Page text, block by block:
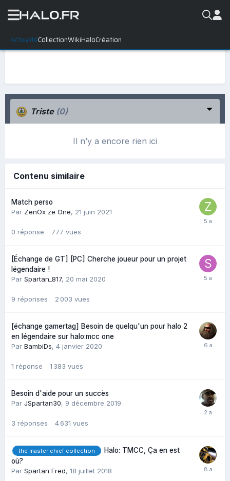
ActualitéCollectionWikiHaloCréation
Triste (0)
Il n’y a encore rien ici
Contenu similaire
Match perso
Par ZenOx ze One, 21 juin 2021
0 réponse 777 vues
[Échange de GT] [PC] Cherche joueur pour un projet
légendaire !
Par Spartan_817, 20 mai 2020
9 réponses 2 003 vues
[échange gamertag] Besoin de quelqu'un pour halo 2
en légendaire sur halo:mcc one
Par BambiDs, 4 janvier 2020
1 réponse 1 383 vues
Besoin d'aide pour un succès
Par JSpartan30, 9 décembre 2019
3 réponses 4 631 vues
the master chief collection
Halo: TMCC, Ça en est
où?
Par Spartan Fred, 18 juillet 2018